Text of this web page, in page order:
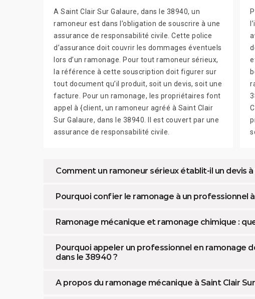
A Saint Clair Sur Galaure, dans le 38940, un
ramoneur est dans l’obligation de souscrire à une
assurance de responsabilité civile. Cette police
d’assurance doit couvrir les dommages éventuels
lors d’un ramonage. Pour tout ramoneur sérieux,
la référence à cette souscription doit figurer sur
tout document qu’il produit, soit un devis, soit une
facture. Pour un ramonage, les propriétaires font
appel à {client, un ramoneur agréé à Saint Clair
Sur Galaure, dans le 38940. Il est couvert par une
assurance de responsabilité civile.
Comment un ramoneur sérieux établit-il un devis à
Pourquoi confier le ramonage à un professionnel à
Ramonage mécanique et ramonage chimique :
Pourquoi appeler un professionnel en ramonage
dans le 38940 ?
A propos du ramonage mécanique à Saint Clair